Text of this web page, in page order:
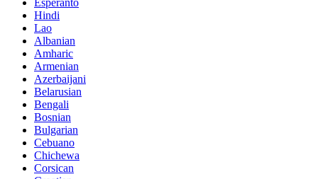
Hindi
Lao
Albanian
Amharic
Armenian
Azerbaijani
Belarusian
Bengali
Bosnian
Bulgarian
Cebuano
Chichewa
Corsican